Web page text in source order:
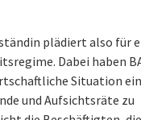
plädiert also für
Dabei haben
Situation
und Aufsichtsräte zu